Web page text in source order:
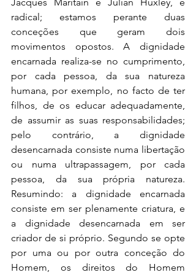
radical; estamos perante duas
conceções que geram dois
movimentos opostos. A dignidade
encarnada realiza-se no cumprimento,
por cada pessoa, da sua natureza
humana, por exemplo, no facto de ter
filhos, de os educar adequadamente,
de assumir as suas responsabilidades;
pelo contrário, a dignidade
desencarnada consiste numa libertação
ou numa ultrapassagem, por cada
pessoa, da sua própria natureza.
Resumindo: a dignidade encarnada
consiste em ser plenamente criatura, e
a dignidade desencarnada em ser
criador de si próprio. Segundo se opte
por uma ou por outra conceção do
Homem, os direitos do Homem